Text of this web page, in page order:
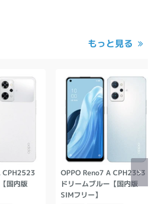
もっと見る
CPH2523
国内版
OPPO Reno7 A CPH2353
ドリームブルー【国内版
SIMフリー】